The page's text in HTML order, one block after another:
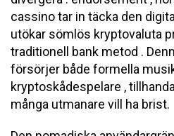
cassino tar in täcka den
utökar sömlös kryptovaluta
traditionell bank metod .
försörjer både formella
kryptoskådespelare ,
många utmanare vill ha brist.